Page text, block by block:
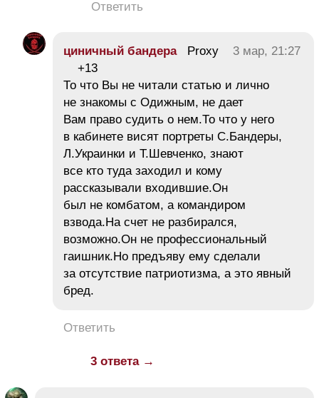
Ответить
циничный бандераProxy
3 мар, 21:27
+13
То что Вы не читали статью и лично
не знакомы с Одижным, не дает
Вам право судить о нем.То что у него
в кабинете висят портреты С.Бандеры,
Л.Украинки и Т.Шевченко, знают
все кто туда заходил и кому
рассказывали входившие.Он
был не комбатом, а командиром
взвода.На счет не разбирался,
возможно.Он не профессиональный
гаишник.Но предъяву ему сделали
за отсутствие патриотизма, а это явный
бред.
Ответить
3 ответа →